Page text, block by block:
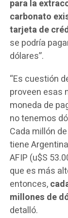
para la
carbonato
tarjeta de
se podría
dólares”.
“Es cuestión
proveen esas
moneda de
no tenemos
Cada millón
tiene
AFIP (u$S
que es más
entonces,
millones de
detalló.